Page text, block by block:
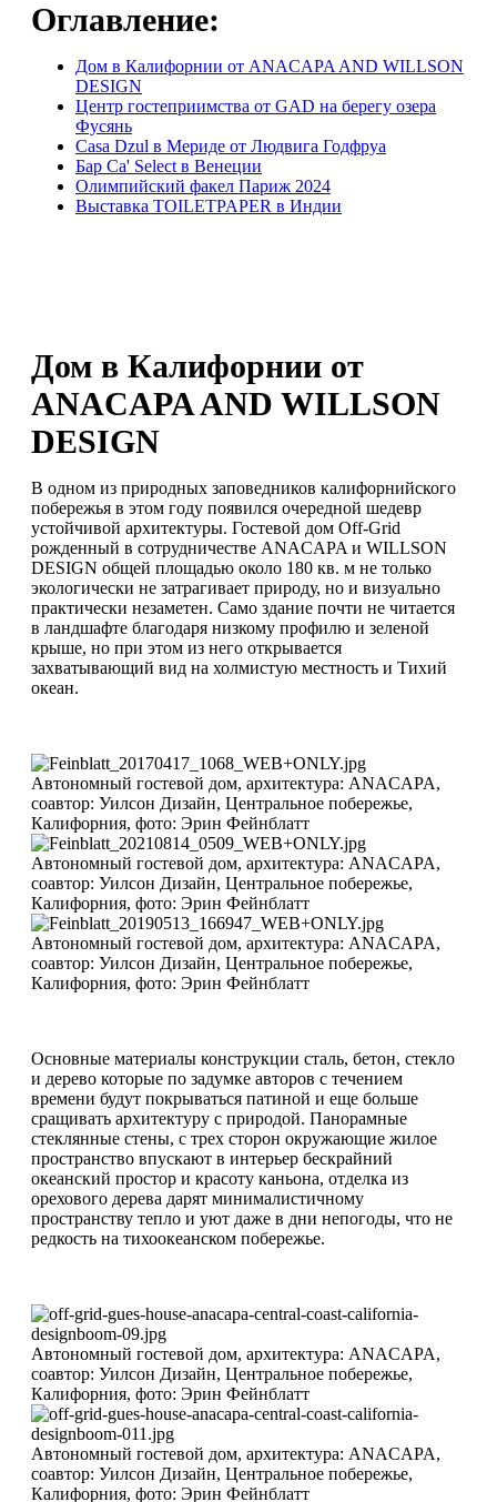
Оглавление:
Дом в Калифорнии от ANACAPA AND WILLSON
DESIGN
Центр гостеприимства от GAD на берегу озера
Фусянь
Casa Dzul в Мериде от Людвига Годфруа
Бар Ca' Select в Венеции
Олимпийский факел Париж 2024
Выставка TOILETPAPER в Индии
Дом в Калифорнии от
ANACAPA AND WILLSON
DESIGN
В одном из природных заповедников калифорнийского
побережья в этом году появился очередной шедевр
устойчивой архитектуры. Гостевой дом Off-Grid
рожденный в сотрудничестве ANACAPA и WILLSON
DESIGN общей площадью около 180 кв. м не только
экологически не затрагивает природу, но и визуально
практически незаметен. Само здание почти не читается
в ландшафте благодаря низкому профилю и зеленой
крыше, но при этом из него открывается
захватывающий вид на холмистую местность и Тихий
океан.
Автономный гостевой дом, архитектура: ANACAPA,
соавтор: Уилсон Дизайн, Центральное побережье,
Калифорния, фото: Эрин Фейнблатт
Автономный гостевой дом, архитектура: ANACAPA,
соавтор: Уилсон Дизайн, Центральное побережье,
Калифорния, фото: Эрин Фейнблатт
Автономный гостевой дом, архитектура: ANACAPA,
соавтор: Уилсон Дизайн, Центральное побережье,
Калифорния, фото: Эрин Фейнблатт
Основные материалы конструкции сталь, бетон, стекло
и дерево которые по задумке авторов с течением
времени будут покрываться патиной и еще больше
сращивать архитектуру с природой. Панорамные
стеклянные стены, с трех сторон окружающие жилое
пространство впускают в интерьер бескрайний
океанский простор и красоту каньона, отделка из
орехового дерева дарят минималистичному
пространству тепло и уют даже в дни непогоды, что не
редкость на тихоокеанском побережье.
Автономный гостевой дом, архитектура: ANACAPA,
соавтор: Уилсон Дизайн, Центральное побережье,
Калифорния, фото: Эрин Фейнблатт
Автономный гостевой дом, архитектура: ANACAPA,
соавтор: Уилсон Дизайн, Центральное побережье,
Калифорния, фото: Эрин Фейнблатт